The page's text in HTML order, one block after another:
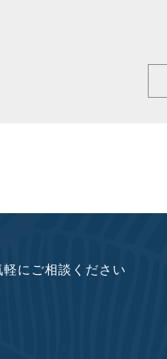
にご相談ください